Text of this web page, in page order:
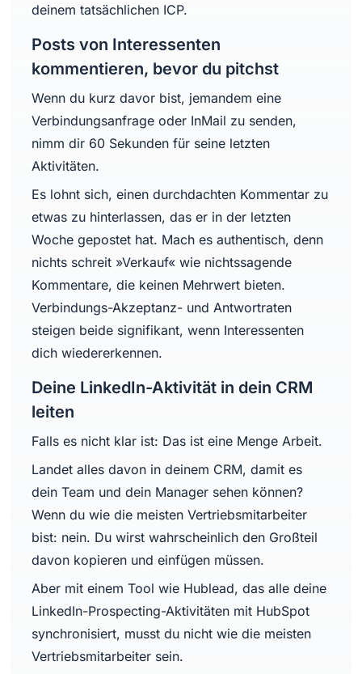
deinem tatsächlichen ICP.
Posts von Interessenten
kommentieren, bevor du pitchst
Wenn du kurz davor bist, jemandem eine
Verbindungsanfrage oder InMail zu senden,
nimm dir 60 Sekunden für seine letzten
Aktivitäten.
Es lohnt sich, einen durchdachten Kommentar zu
etwas zu hinterlassen, das er in der letzten
Woche gepostet hat. Mach es authentisch, denn
nichts schreit »Verkauf« wie nichtssagende
Kommentare, die keinen Mehrwert bieten.
Verbindungs-Akzeptanz- und Antwortraten
steigen beide signifikant, wenn Interessenten
dich wiedererkennen.
Deine LinkedIn-Aktivität in dein CRM
leiten
Falls es nicht klar ist: Das ist eine Menge Arbeit.
Landet alles davon in deinem CRM, damit es
dein Team und dein Manager sehen können?
Wenn du wie die meisten Vertriebsmitarbeiter
bist: nein. Du wirst wahrscheinlich den Großteil
davon kopieren und einfügen müssen.
Aber mit einem Tool wie Hublead, das alle deine
LinkedIn-Prospecting-Aktivitäten mit HubSpot
synchronisiert, musst du nicht wie die meisten
Vertriebsmitarbeiter sein.